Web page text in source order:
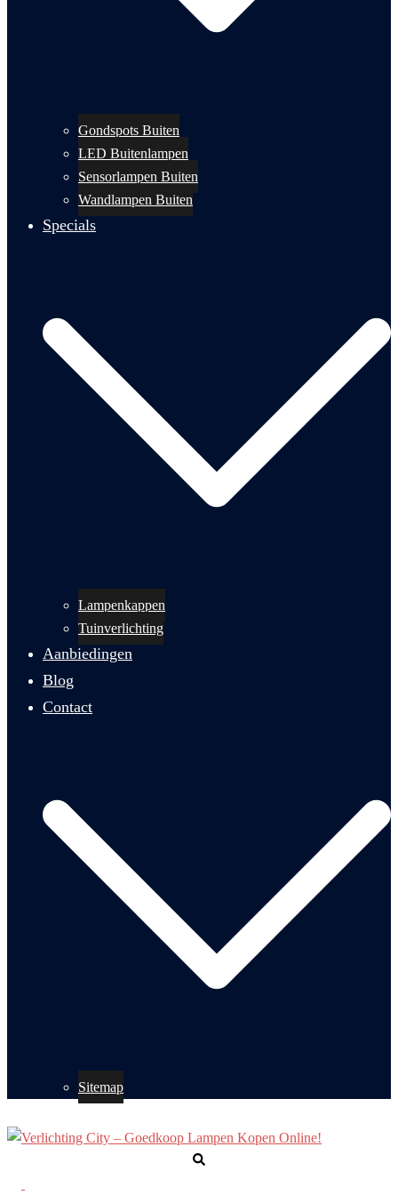
Gondspots Buiten
LED Buitenlampen
Sensorlampen Buiten
Wandlampen Buiten
Specials
Lampenkappen
Tuinverlichting
Aanbiedingen
Blog
Contact
Sitemap